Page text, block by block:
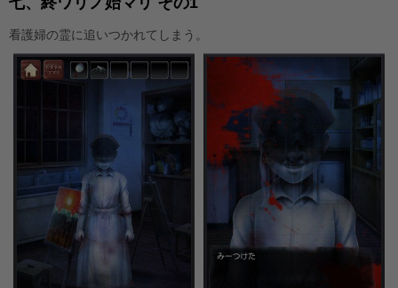
看護婦の霊に追いつかれてしまう。